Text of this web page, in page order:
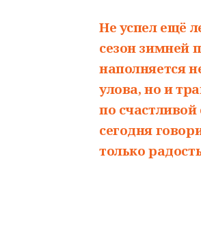
Не успел ещё
сезон зимней
наполняется
улова, но и
по
сегодня
только